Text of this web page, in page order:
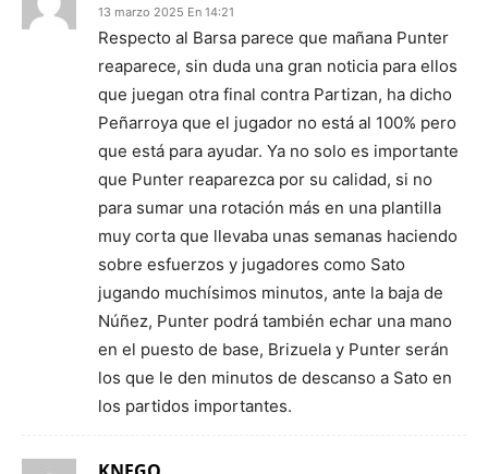
13 marzo 2025 En 14:21
Respecto al Barsa parece que mañana Punter
reaparece, sin duda una gran noticia para ellos
que juegan otra final contra Partizan, ha dicho
Peñarroya que el jugador no está al 100% pero
que está para ayudar. Ya no solo es importante
que Punter reaparezca por su calidad, si no
para sumar una rotación más en una plantilla
muy corta que llevaba unas semanas haciendo
sobre esfuerzos y jugadores como Sato
jugando muchísimos minutos, ante la baja de
Núñez, Punter podrá también echar una mano
en el puesto de base, Brizuela y Punter serán
los que le den minutos de descanso a Sato en
los partidos importantes.